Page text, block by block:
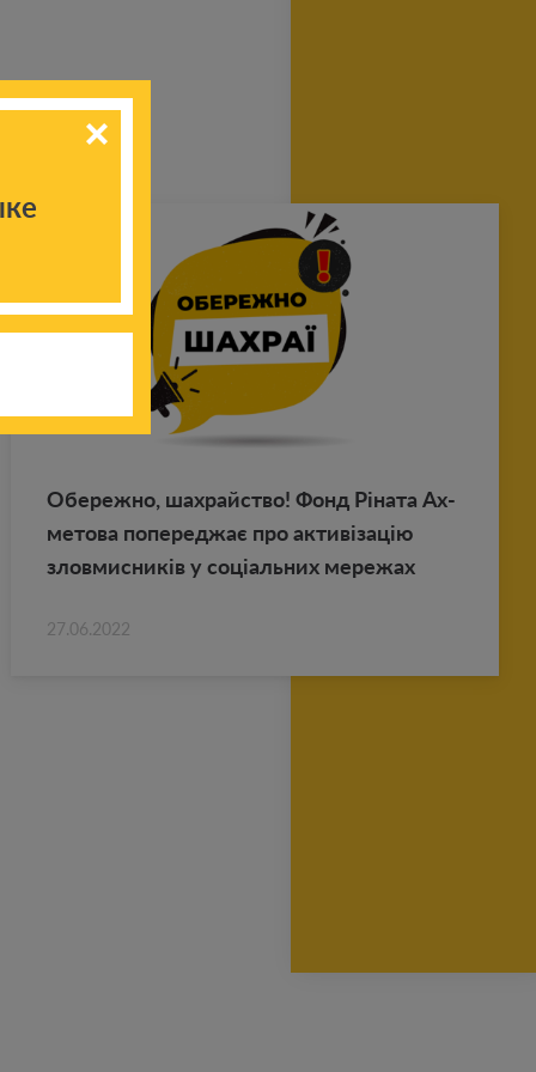
Обе­реж­но, шахрай­ство! Фонд Ріната Ах­
ме­то­ва по­пе­реджає про активізацію
злов­мис­ників у соціаль­них ме­ре­жах
27.06.2022